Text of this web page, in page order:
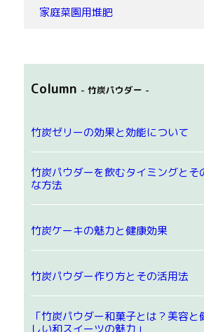
家庭菜園用堆肥
Column - 竹炭パウダー -
竹炭ゼリーの効果と効能について
竹炭パウダーを飲むタイミングとそ
な方法
竹炭ケーキの魅力と健康効果
竹炭パウダー作り方とその活用法
「竹炭パウダー和菓子とは？美容と
しい和スイーツの魅力」